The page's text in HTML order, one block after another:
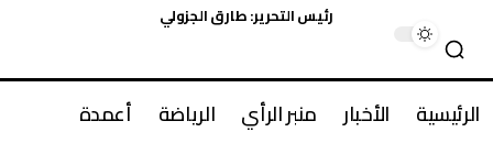
رئيس التحرير: طارق الجزولي
الرئيسية الأخبار منبر الرأي الرياضة
أعمدة